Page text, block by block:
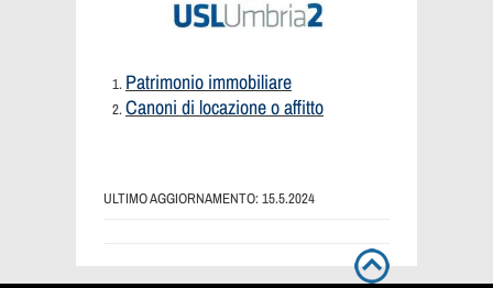
Patrimonio immobiliare
Canoni di locazione o affitto
ULTIMO AGGIORNAMENTO: 15.5.2024